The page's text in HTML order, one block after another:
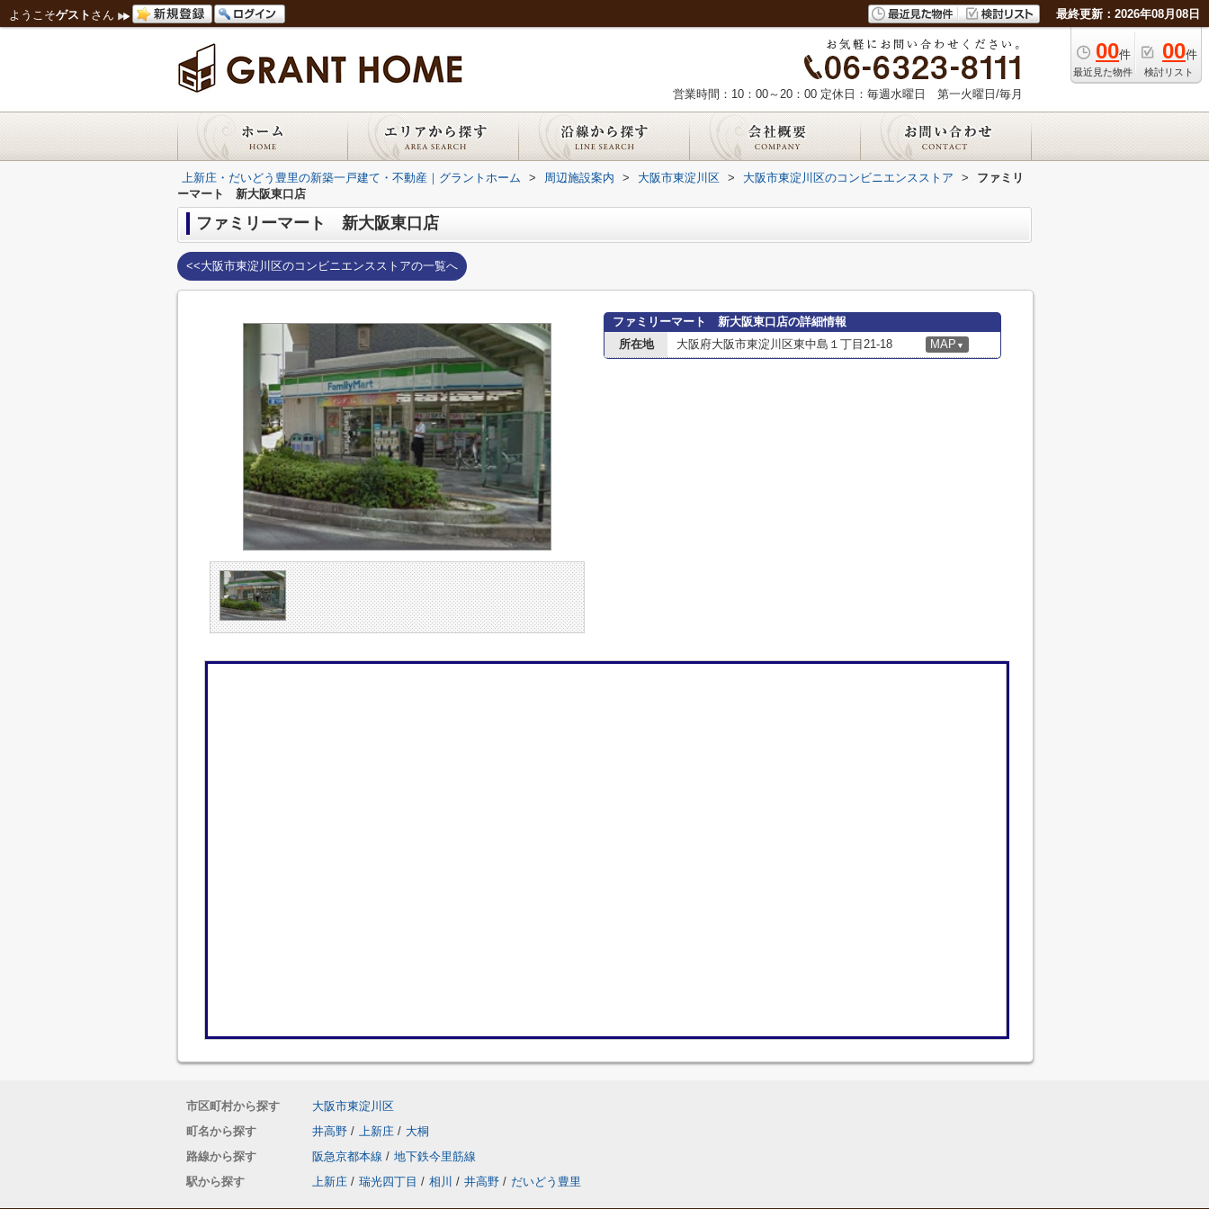
ようこそゲスト さん 最終更新：2026年08月08日
00件
最近見た物件
00件
検討リスト
営業時間：10：00～20：00 定休日：毎週水曜日 第一火曜日/毎月
上新庄・だいどう豊里の新築一戸建て・不動産｜グラントホーム > 周辺施設案内 > 大阪市東淀川区 > 大阪市東淀川区のコンビニエンスストア >
ファミリ
ーマート 新大阪東口店
ファミリーマート 新大阪東口店
<<大阪市東淀川区のコンビニエンスストアの一覧へ
ファミリーマート 新大阪東口店の詳細情報
所在地
大阪府大阪市東淀川区東中島１丁目21-18 MAP ▼
市区町村から探す
大阪市東淀川区
町名から探す
井高野 / 上新庄 / 大桐
路線から探す
阪急京都本線 / 地下鉄今里筋線
駅から探す
上新庄 / 瑞光四丁目 / 相川 / 井高野 / だいどう豊里